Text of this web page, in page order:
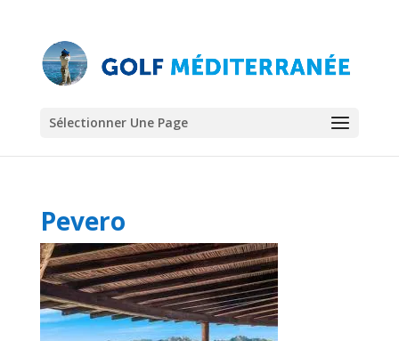
Sélectionner Une Page
Pevero